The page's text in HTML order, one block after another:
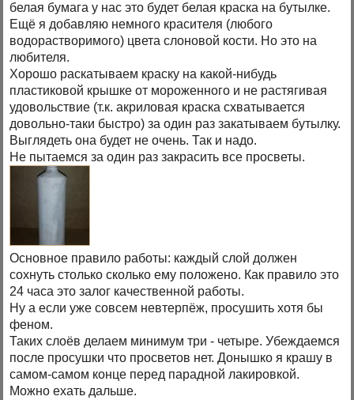
белая бумага у нас это будет белая краска на бутылке.
Ещё я добавляю немного красителя (любого
водорастворимого) цвета слоновой кости. Но это на
любителя.
Хорошо раскатываем краску на какой-нибудь
пластиковой крышке от мороженного и не растягивая
удовольствие (т.к. акриловая краска схватывается
довольно-таки быстро) за один раз закатываем бутылку.
Выглядеть она будет не очень. Так и надо.
Не пытаемся за один раз закрасить все просветы.
Основное правило работы: каждый слой должен
сохнуть столько сколько ему положено. Как правило это
24 часа это залог качественной работы.
Ну а если уже совсем невтерпёж, просушить хотя бы
феном.
Таких слоёв делаем минимум три - четыре. Убеждаемся
после просушки что просветов нет. Донышко я крашу в
самом-самом конце перед парадной лакировкой.
Можно ехать дальше.